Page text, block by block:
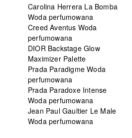
Carolina Herrera La Bomba
Woda perfumowana
Creed Aventus Woda
perfumowana
DIOR Backstage Glow
Maximizer Palette
Prada Paradigme Woda
perfumowana
Prada Paradoxe Intense
Woda perfumowana
Jean Paul Gaultier Le Male
Woda perfumowana